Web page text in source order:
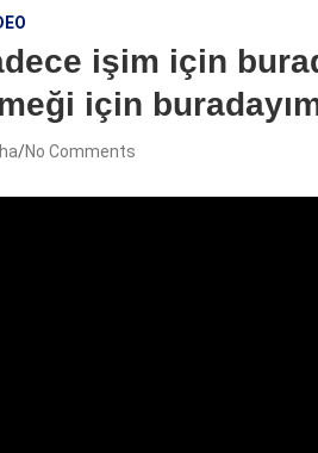
işim için
için
No Comments